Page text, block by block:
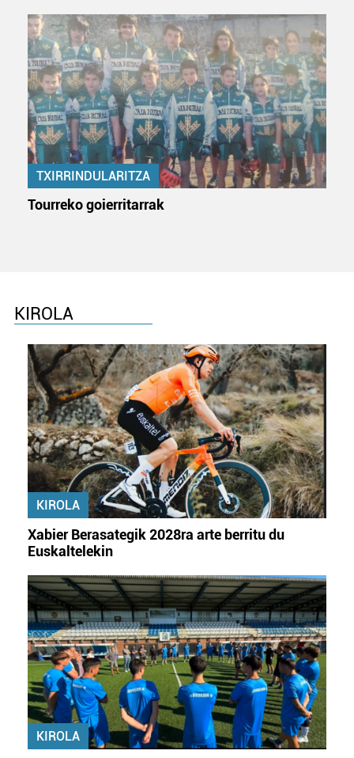
TXIRRINDULARITZA
Tourreko goierritarrak
KIROLA
KIROLA
Xabier Berasategik 2028ra arte berritu du
Euskaltelekin
KIROLA